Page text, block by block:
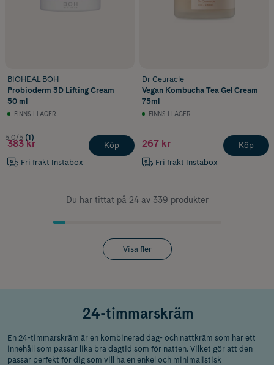
BIOHEAL BOH
Probioderm 3D Lifting Cream
50 ml
FINNS I LAGER
5.0/5 (1)
383 kr
Fri frakt Instabox
Köp
Dr Ceuracle
Vegan Kombucha Tea Gel Cream
75ml
FINNS I LAGER
267 kr
Fri frakt Instabox
Köp
Du har tittat på 24 av 339 produkter
Visa fler
24-timmarskräm
En 24-timmarskräm är en kombinerad dag- och nattkräm som har ett
innehåll som passar lika bra dagtid som för natten. Vilket gör att den
passar perfekt för dig som vill ha en enkel och minimalistisk